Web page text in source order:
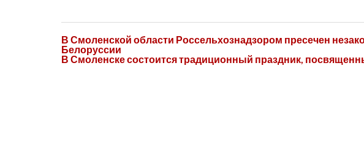
В Смоленской области Россельхознадзором пресечен
Белоруссии
В Смоленске состоится традиционный праздник,